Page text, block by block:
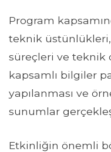
Program
teknik üstünlükleri,
süreçleri ve teknik
kapsamlı bilgiler
yapılanması ve
sunumlar
Etkinliğin önemli